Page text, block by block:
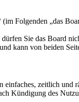
Folgenden „das
Sie das Board
kann von beiden
zeitlich
Kündigung des